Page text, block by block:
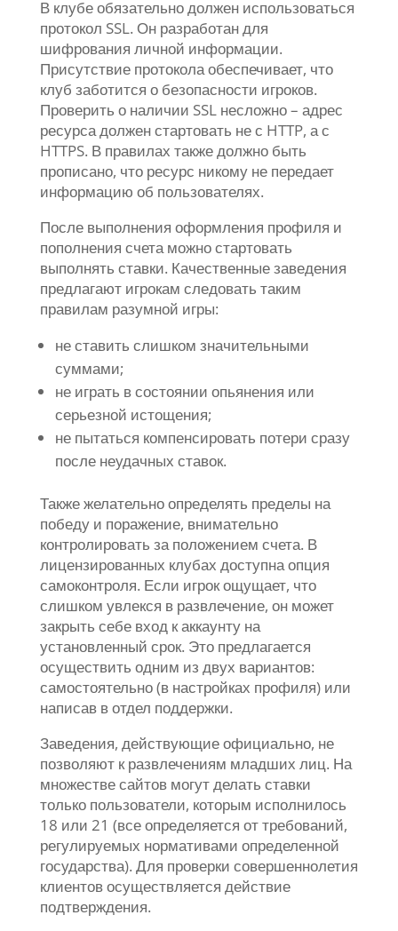
В клубе обязательно должен использоваться
протокол SSL. Он разработан для
шифрования личной информации.
Присутствие протокола обеспечивает, что
клуб заботится о безопасности игроков.
Проверить о наличии SSL несложно – адрес
ресурса должен стартовать не с HTTP, а с
HTTPS. В правилах также должно быть
прописано, что ресурс никому не передает
информацию об пользователях.
После выполнения оформления профиля и
пополнения счета можно стартовать
выполнять ставки. Качественные заведения
предлагают игрокам следовать таким
правилам разумной игры:
не ставить слишком значительными
суммами;
не играть в состоянии опьянения или
серьезной истощения;
не пытаться компенсировать потери сразу
после неудачных ставок.
Также желательно определять пределы на
победу и поражение, внимательно
контролировать за положением счета. В
лицензированных клубах доступна опция
самоконтроля. Если игрок ощущает, что
слишком увлекся в развлечение, он может
закрыть себе вход к аккаунту на
установленный срок. Это предлагается
осуществить одним из двух вариантов:
самостоятельно (в настройках профиля) или
написав в отдел поддержки.
Заведения, действующие официально, не
позволяют к развлечениям младших лиц. На
множестве сайтов могут делать ставки
только пользователи, которым исполнилось
18 или 21 (все определяется от требований,
регулируемых нормативами определенной
государства). Для проверки совершеннолетия
клиентов осуществляется действие
подтверждения.